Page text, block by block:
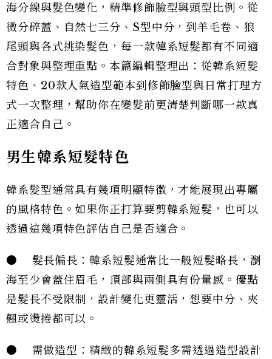
海分線與髮色變化，精準修飾臉型與頭型比例。從
微分碎蓋、自然七三分、S型中分，到羊毛卷、狼
尾頭與各式挑染髮色，每一款韓系短髮都有不同適
合對象與整理重點。本篇編輯整理出：從韓系短髮
特色、20款人氣造型範本到修飾臉型與日常打理方
式一次整理，幫助你在變髮前更清楚判斷哪一款真
正適合自己。
男生韓系短髮特色
韓系髮型通常具有幾項明顯特徵，才能展現出專屬
的風格特色。如果你正打算要剪韓系短髮，也可以
透過這幾項特色評估自己是否適合。
● 髮長偏長：韓系短髮通常比一般短髮略長，瀏
海至少會蓋住眉毛，頂部與兩側具有份量感。優點
是髮長不受限制，設計變化更靈活，想要中分、夾
翹或燙捲都可以。
● 需做造型：精緻的韓系短髮多需透過造型設計